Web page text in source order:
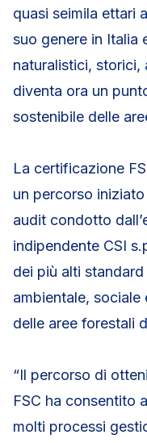
quasi seimila ettari
suo genere in Italia
naturalistici, storici,
diventa ora un
sostenibile delle
La certificazione
un percorso
audit condotto
indipendente CSI
dei più alti
ambientale,
delle aree forestali
“Il percorso di
FSC ha consentito
molti processi